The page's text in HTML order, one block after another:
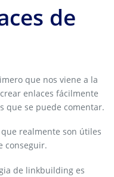
de
que nos viene a la
enlaces fácilmente
que se puede comentar.
realmente son útiles
conseguir.
de linkbuilding es